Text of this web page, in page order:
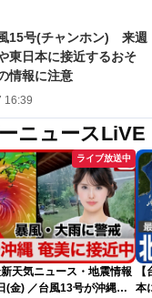
15号(チャンホン) 来週
東日本に接近するおそ
情報に注意
16:39
ニュースLiVE
ライブ放送中
新天気ニュース・地震情報
(金) ／台風13号が沖縄・
本